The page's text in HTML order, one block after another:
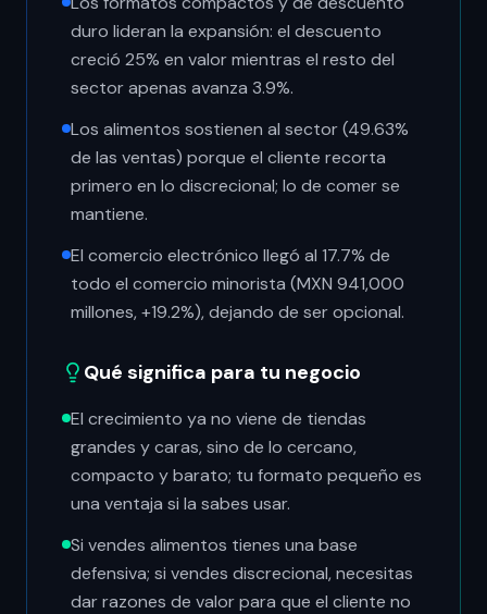
duro lideran la expansión: el descuento
creció 25% en valor mientras el resto del
sector apenas avanza 3.9%.
Los alimentos sostienen al sector (49.63%
de las ventas) porque el cliente recorta
primero en lo discrecional; lo de comer se
mantiene.
El comercio electrónico llegó al 17.7% de
todo el comercio minorista (MXN 941,000
millones, +19.2%), dejando de ser opcional.
Qué significa para tu negocio
El crecimiento ya no viene de tiendas
grandes y caras, sino de lo cercano,
compacto y barato; tu formato pequeño es
una ventaja si la sabes usar.
Si vendes alimentos tienes una base
defensiva; si vendes discrecional, necesitas
dar razones de valor para que el cliente no